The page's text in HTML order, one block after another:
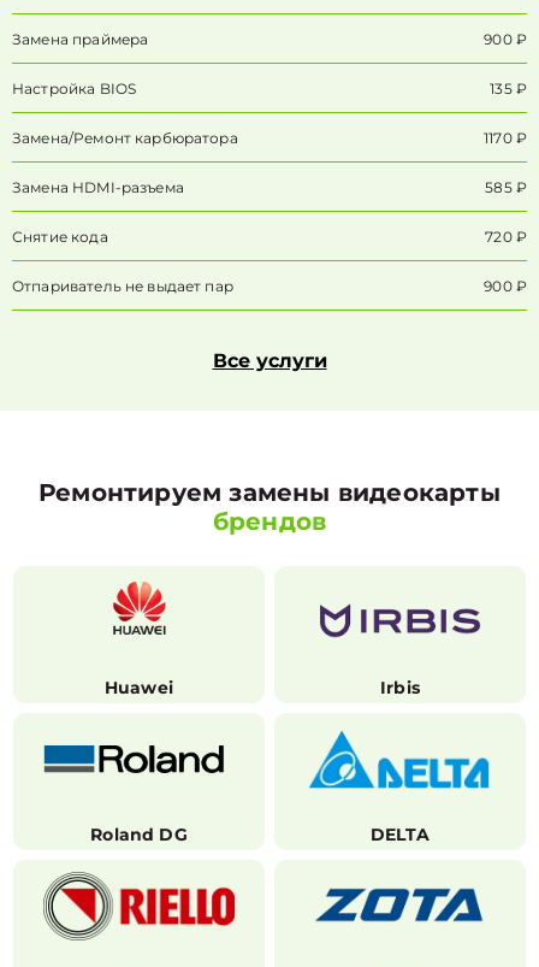
Замена праймера 900 ₽
Настройка BIOS 135 ₽
Замена/Pемонт карбюратора 1170 ₽
Замена HDMI-разъема 585 ₽
Снятие кода 720 ₽
Отпариватель не выдает пар 900 ₽
Все услуги
Ремонтируем замены видеокарты
брендов
Huawei Irbis
Roland DG DELTA